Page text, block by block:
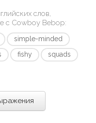
слов,
с Cowboy Bebop:
simple-minded
fishy
squads